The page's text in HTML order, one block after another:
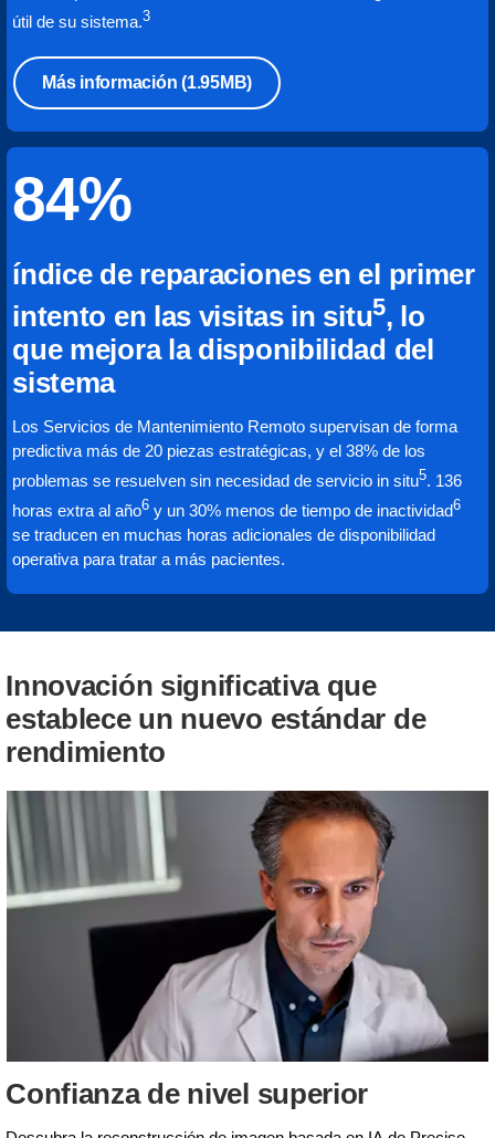
útil de su sistema.3
Más información (1.95MB)
84%
índice de reparaciones en el primer
intento en las visitas in situ5, lo
que mejora la disponibilidad del
sistema
Los Servicios de Mantenimiento Remoto supervisan de forma
predictiva más de 20 piezas estratégicas, y el 38% de los
problemas se resuelven sin necesidad de servicio in situ5. 136
horas extra al año6y un 30% menos de tiempo de inactividad6
se traducen en muchas horas adicionales de disponibilidad
operativa para tratar a más pacientes.
Innovación significativa que
establece un nuevo estándar de
rendimiento
Confianza de nivel superior